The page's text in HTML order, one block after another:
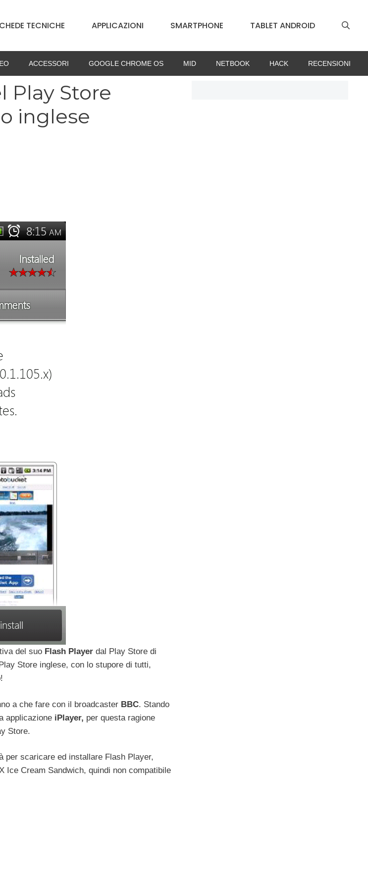
TECNICHE APPLICAZIONI SMARTPHONE TABLET ANDROID
ACCESSORI GOOGLE CHROME OS MID NETBOOK HACK RECENSIONI
Play Store
inglese
del suo Flash Player dal Play Store di
Store inglese, con lo stupore di tutti,
a che fare con il broadcaster BBC. Stando
applicazione iPlayer, per questa ragione
Store.
per scaricare ed installare Flash Player,
Ice Cream Sandwich, quindi non compatibile